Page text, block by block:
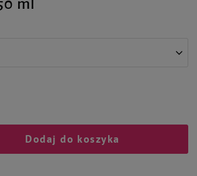
ml
Dodaj do koszyka